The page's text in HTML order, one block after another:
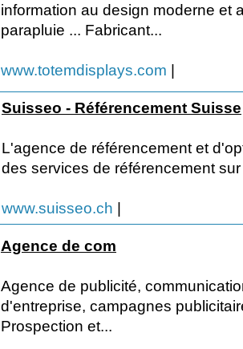
information au design moderne et
parapluie ... Fabricant...
www.totemdisplays.com |
Suisseo - Référencement Suisse
L'agence de référencement et
des services de référencement
www.suisseo.ch |
Agence de com
Agence de publicité,
d'entreprise, campagnes
Prospection et...